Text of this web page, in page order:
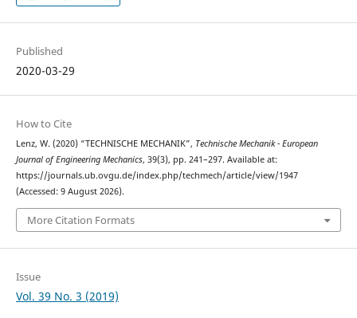
Published
2020-03-29
How to Cite
Lenz, W. (2020) “TECHNISCHE MECHANIK”, Technische Mechanik - European
Journal of Engineering Mechanics, 39(3), pp. 241–297. Available at:
https://journals.ub.ovgu.de/index.php/techmech/article/view/1947
(Accessed: 9 August 2026).
More Citation Formats
Issue
Vol. 39 No. 3 (2019)